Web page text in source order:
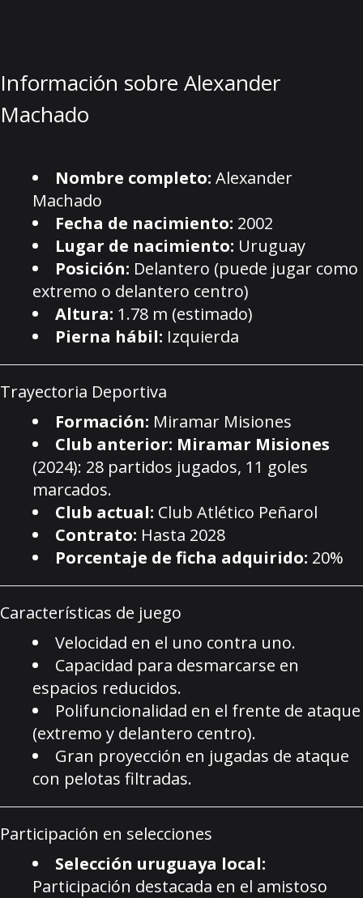
Información sobre Alexander
Machado
Nombre completo: Alexander
Machado
Fecha de nacimiento: 2002
Lugar de nacimiento: Uruguay
Posición: Delantero (puede jugar como
extremo o delantero centro)
Altura: 1.78 m (estimado)
Pierna hábil: Izquierda
Trayectoria Deportiva
Formación: Miramar Misiones
Club anterior: Miramar Misiones
(2024): 28 partidos jugados, 11 goles
marcados.
Club actual: Club Atlético Peñarol
Contrato: Hasta 2028
Porcentaje de ficha adquirido: 20%
Características de juego
Velocidad en el uno contra uno.
Capacidad para desmarcarse en
espacios reducidos.
Polifuncionalidad en el frente de ataque
(extremo y delantero centro).
Gran proyección en jugadas de ataque
con pelotas filtradas.
Participación en selecciones
Selección uruguaya local:
Participación destacada en el amistoso